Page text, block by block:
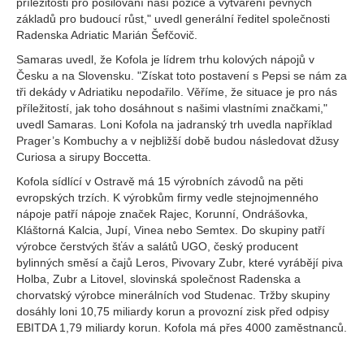
základů pro budoucí růst," uvedl generální ředitel společnosti
Radenska Adriatic Marián Šefčovič.
Samaras uvedl, že Kofola je lídrem trhu kolových nápojů v
Česku a na Slovensku. "Získat toto postavení s Pepsi se nám za
tři dekády v Adriatiku nepodařilo. Věříme, že situace je pro nás
příležitostí, jak toho dosáhnout s našimi vlastními značkami,"
uvedl Samaras. Loni Kofola na jadranský trh uvedla například
Prager’s Kombuchy a v nejbližší době budou následovat džusy
Curiosa a sirupy Boccetta.
Kofola sídlící v Ostravě má 15 výrobních závodů na pěti
evropských trzích. K výrobkům firmy vedle stejnojmenného
nápoje patří nápoje značek Rajec, Korunní, Ondrášovka,
Kláštorná Kalcia, Jupí, Vinea nebo Semtex. Do skupiny patří
výrobce čerstvých šťáv a salátů UGO, český producent
bylinných směsí a čajů Leros, Pivovary Zubr, které vyrábějí piva
Holba, Zubr a Litovel, slovinská společnost Radenska a
chorvatský výrobce minerálních vod Studenac. Tržby skupiny
dosáhly loni 10,75 miliardy korun a provozní zisk před odpisy
EBITDA 1,79 miliardy korun. Kofola má přes 4000 zaměstnanců.